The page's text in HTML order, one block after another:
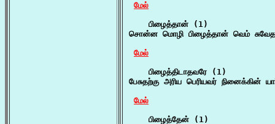
மேல்
    பிழைத்தான் (1)
சொன்ன மொழி பிழைத்தான் வெம் சுவேத
மேல்
    பிழைத்திடாதவரே (1)
பேசுதற்கு அரிய பெரியவர்
மேல்
    பிழைத்தேன் (1)